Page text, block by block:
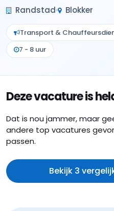
Randstad Blokker
Transport &
7 - 8 uur
Deze vacature is
Dat is nou jammer, maar
andere top vacatures
passen.
Bekijk 3